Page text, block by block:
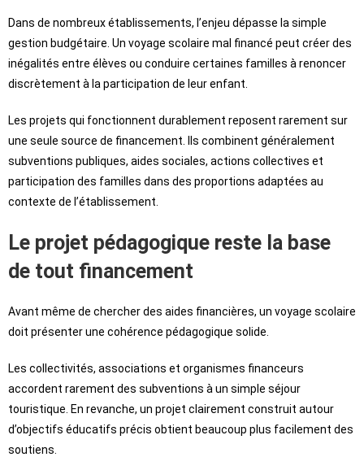
Dans de nombreux établissements, l’enjeu dépasse la simple
gestion budgétaire. Un voyage scolaire mal financé peut créer des
inégalités entre élèves ou conduire certaines familles à renoncer
discrètement à la participation de leur enfant.
Les projets qui fonctionnent durablement reposent rarement sur
une seule source de financement. Ils combinent généralement
subventions publiques, aides sociales, actions collectives et
participation des familles dans des proportions adaptées au
contexte de l’établissement.
Le projet pédagogique reste la base
de tout financement
Avant même de chercher des aides financières, un voyage scolaire
doit présenter une cohérence pédagogique solide.
Les collectivités, associations et organismes financeurs
accordent rarement des subventions à un simple séjour
touristique. En revanche, un projet clairement construit autour
d’objectifs éducatifs précis obtient beaucoup plus facilement des
soutiens.